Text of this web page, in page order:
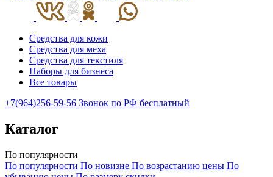
Средства для кожи
Средства для меха
Средства для текстиля
Наборы для бизнеса
Все товары
+7(964)256-59-56 Звонок по РФ бесплатный
Каталог
По популярности
По популярности По новизне По возрастанию цены По